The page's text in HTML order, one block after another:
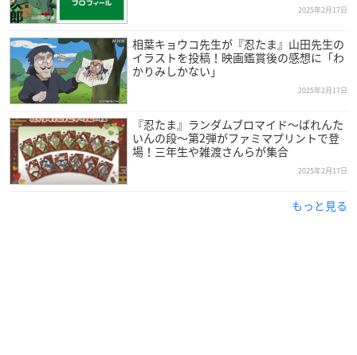
2025年2月17日
相葉キョウコ先生が『忍たま』山田先生の
イラストを投稿！映画鑑賞後の感想に「わ
かりみしかない」
2025年2月17日
『忍たま』ランダムブロマイド〜ばれんた
いんの段〜第2弾がファミマプリントで登
場！三年生や雑渡さんらが集合
2025年2月17日
もっと見る